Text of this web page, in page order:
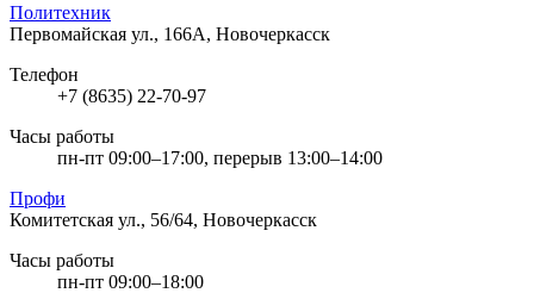
Политехник
Первомайская ул., 166А, Новочеркасск
Телефон
+7 (8635) 22-70-97
Часы работы
пн-пт 09:00–17:00, перерыв 13:00–14:00
Профи
Комитетская ул., 56/64, Новочеркасск
Часы работы
пн-пт 09:00–18:00